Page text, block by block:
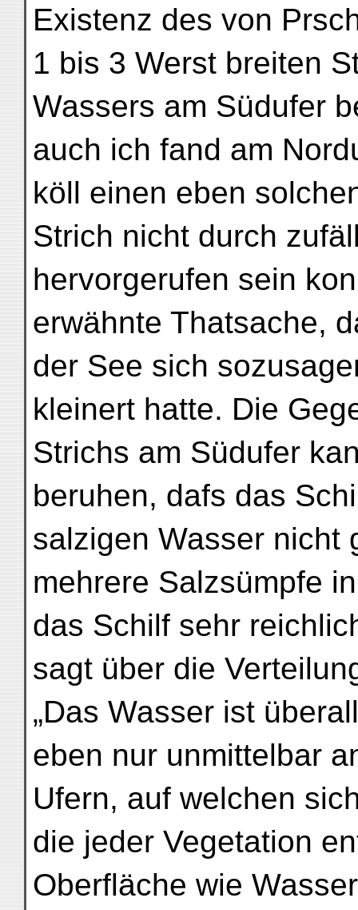
Existenz des von
1 bis 3 Werst breiten
Wassers am Südufer
auch ich fand am
köll einen eben
Strich nicht durch
hervorgerufen sein
erwähnte Thatsache,
der See sich
kleinert hatte. Die
Strichs am Südufer
beruhen, dafs das
salzigen Wasser
mehrere Salzsümpfe
das Schilf sehr
sagt über die
„Das Wasser ist
eben nur unmittelbar
Ufern, auf welchen
die jeder Vegetation
Oberfläche wie